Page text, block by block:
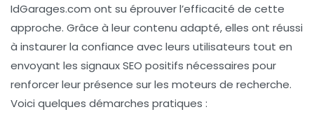
IdGarages.com ont su éprouver l’efficacité de cette
approche. Grâce à leur contenu adapté, elles ont réussi
à instaurer la confiance avec leurs utilisateurs tout en
envoyant les signaux SEO positifs nécessaires pour
renforcer leur présence sur les moteurs de recherche.
Voici quelques démarches pratiques :